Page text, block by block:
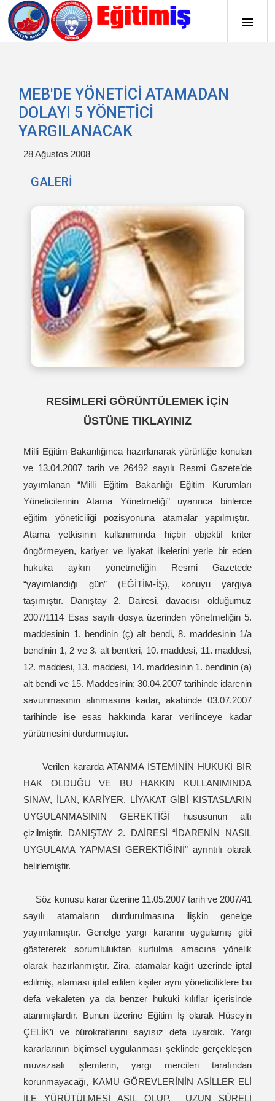
MEB'DE YÖNETİCİ ATAMADAN
DOLAYI 5 YÖNETİCİ
YARGILANACAK
28 Ağustos 2008
GALERİ
RESİMLERİ GÖRÜNTÜLEMEK İÇİN
ÜSTÜNE TIKLAYINIZ
Milli Eğitim Bakanlığınca hazırlanarak yürürlüğe konulan
ve 13.04.2007 tarih ve 26492 sayılı Resmi Gazete’de
yayımlanan “Milli Eğitim Bakanlığı Eğitim Kurumları
Yöneticilerinin Atama Yönetmeliği” uyarınca binlerce
eğitim yöneticiliği pozisyonuna atamalar yapılmıştır.
Atama yetkisinin kullanımında hiçbir objektif kriter
öngörmeyen, kariyer ve liyakat ilkelerini yerle bir eden
hukuka aykırı yönetmeliğin Resmi Gazetede
“yayımlandığı gün” (EĞİTİM-İŞ), konuyu yargıya
taşımıştır. Danıştay 2. Dairesi, davacısı olduğumuz
2007/1114 Esas sayılı dosya üzerinden yönetmeliğin 5.
maddesinin 1. bendinin (ç) alt bendi, 8. maddesinin 1/a
bendinin 1, 2 ve 3. alt bentleri, 10. maddesi, 11. maddesi,
12. maddesi, 13. maddesi, 14. maddesinin 1. bendinin (a)
alt bendi ve 15. Maddesinin; 30.04.2007 tarihinde idarenin
savunmasının alınmasına kadar, akabinde 03.07.2007
tarihinde ise esas hakkında karar verilinceye kadar
yürütmesini durdurmuştur.
Verilen kararda ATANMA İSTEMİNİN HUKUKİ BİR
HAK OLDUĞU VE BU HAKKIN KULLANIMINDA
SINAV, İLAN, KARİYER, LİYAKAT GİBİ KISTASLARIN
UYGULANMASININ GEREKTİĞİ hususunun altı
çizilmiştir. DANIŞTAY 2. DAİRESİ “İDARENİN NASIL
UYGULAMA YAPMASI GEREKTİĞİNİ” ayrıntılı olarak
belirlemiştir.
Söz konusu karar üzerine 11.05.2007 tarih ve 2007/41
sayılı atamaların durdurulmasına ilişkin genelge
yayımlamıştır. Genelge yargı kararını uygulamış gibi
göstererek sorumluluktan kurtulma amacına yönelik
olarak hazırlanmıştır. Zira, atamalar kağıt üzerinde iptal
edilmiş, ataması iptal edilen kişiler aynı yöneticiliklere bu
defa vekaleten ya da benzer hukuki kılıflar içerisinde
atanmışlardır. Bunun üzerine Eğitim İş olarak Hüseyin
ÇELİK’i ve bürokratlarını sayısız defa uyardık. Yargı
kararlarının biçimsel uygulanması şeklinde gerçekleşen
muvazaalı işlemlerin, yargı mercileri tarafından
korunmayacağı, KAMU GÖREVLERİNİN ASİLLER ELİ
İLE YÜRÜTÜLMESİ ASIL OLUP, UZUN SÜRELİ